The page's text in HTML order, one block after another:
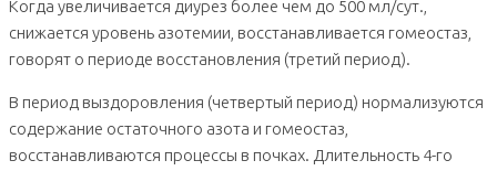
Когда увеличивается диурез более чем до 500 мл/сут.,
снижается уровень азотемии, восстанавливается гомеостаз,
говорят о периоде восстановления (третий период).
В период выздоровления (четвертый период) нормализуются
содержание остаточного азота и гомеостаз,
восстанавливаются процессы в почках. Длительность 4-го